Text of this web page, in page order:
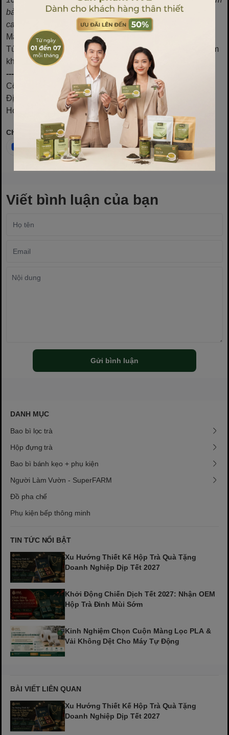
bảo cung cấp tới khách hàng những sản phẩm chất lượng
cao.
Mẫu 100 túi bọc trái cây: mua ngay tại đây
Túi bọc trái cây đang được ưa chuộng nhất hiện nay
: tham
khảo tại đây
----------------------------------------------------------------------------
Công ty cổ phần bao bì HVL Việt Nam
Địa chỉ: 18 Gia Thượng, Ngọc Thụy, Long Biên, Hà Nội
Hotline: 0902159826 hoặc 0969830250
Chia sẻ
Viết bình luận của bạn
Gửi bình luận
DANH MỤC
Bao bì lọc trà
Hộp đựng trà
Bao bì bánh kẹo + phụ kiện
Người Làm Vườn - SuperFARM
Đồ pha chế
Phụ kiện bếp thông minh
TIN TỨC NỔI BẬT
Xu Hướng Thiết Kế Hộp Trà Quà Tặng
Doanh Nghiệp Dịp Tết 2027
Khởi Động Chiến Dịch Tết 2027: Nhận OEM
Hộp Trà Đinh Mùi Sớm
Kinh Nghiệm Chọn Cuộn Màng Lọc PLA &
Vải Không Dệt Cho Máy Tự Động
BÀI VIẾT LIÊN QUAN
Xu Hướng Thiết Kế Hộp Trà Quà Tặng
Doanh Nghiệp Dịp Tết 2027